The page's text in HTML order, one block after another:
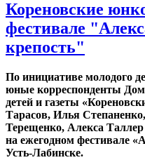
Кореновские
фестивале
крепость"
По инициативе молодого
юные корреспонденты
детей и газеты
Тарасов, Илья
Терещенко, Алекса
на ежегодном фестивале
Усть-Лабинске.